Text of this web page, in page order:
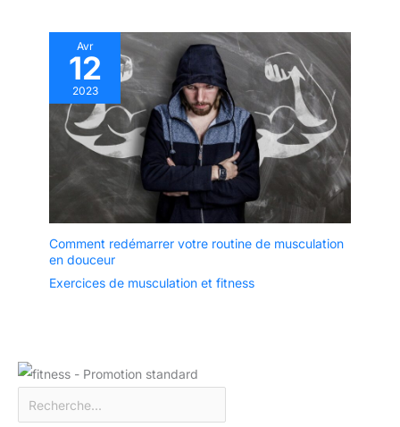
Avr
12
2023
Comment redémarrer votre routine de musculation
en douceur
Exercices de musculation et fitness